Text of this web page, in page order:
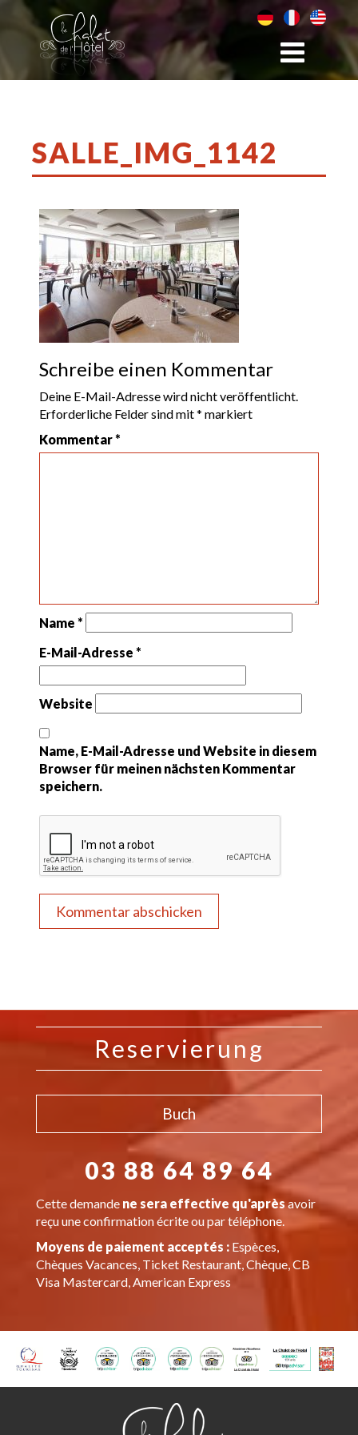
SALLE_IMG_1142
Schreibe einen Kommentar
Deine E-Mail-Adresse wird nicht veröffentlicht.
Erforderliche Felder sind mit* markiert
Kommentar*
Name*
E-Mail-Adresse*
Website
Name, E-Mail-Adresse und Website in diesem
Browser für meinen nächsten Kommentar
speichern.
Reservierung
Buch
03 88 64 89 64
Cette demande ne sera effective qu'aprèsavoir
reçu une confirmation écrite ou par téléphone.
Moyens de paiement acceptés :Espèces,
Chèques Vacances, Ticket Restaurant, Chèque, CB
Visa Mastercard, American Express